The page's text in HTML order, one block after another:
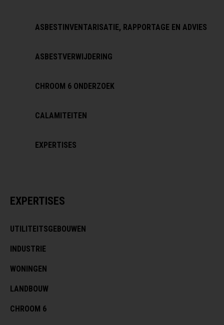
ASBESTINVENTARISATIE, RAPPORTAGE EN ADVIES
ASBESTVERWIJDERING
CHROOM 6 ONDERZOEK
CALAMITEITEN
EXPERTISES
EXPERTISES
UTILITEITSGEBOUWEN
INDUSTRIE
WONINGEN
LANDBOUW
CHROOM 6